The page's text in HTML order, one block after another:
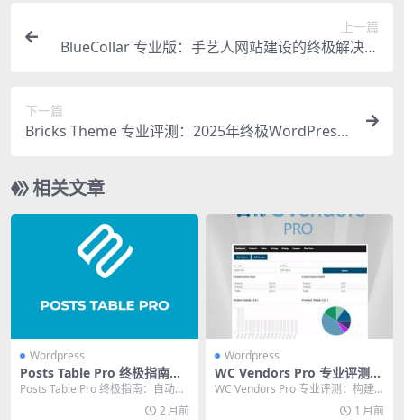
上一篇
BlueCollar 专业版：手艺人网站建设的终极解决方
下一篇
Bricks Theme 专业评测：2025年终极WordPress
相关文章
Wordpress
Posts Table Pro 终极指南：
自动生成动态表格，告别手动
Posts Table Pro 终极指南：自动生
成动态表格，告别手动数据录入
2 月前
Wordpress
WC Vendors Pro 专业评测：
构建高效多供应商市场的终极
WC Vendors Pro 专业评测：构建
高效多供应商市场的终极指南 如果
1 月前